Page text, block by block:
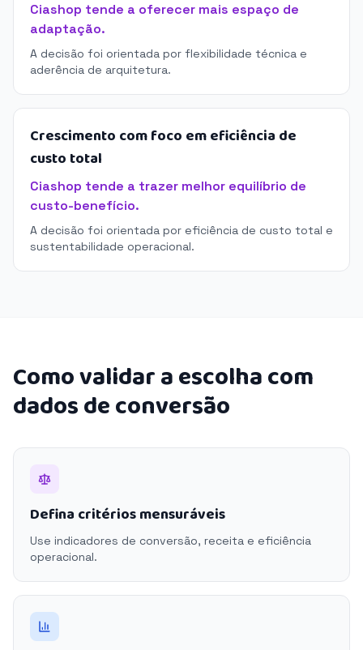
Ciashop tende a oferecer mais espaço de
adaptação.
A decisão foi orientada por flexibilidade técnica e
aderência de arquitetura.
Crescimento com foco em eficiência de
custo total
Ciashop tende a trazer melhor equilíbrio de
custo-benefício.
A decisão foi orientada por eficiência de custo total e
sustentabilidade operacional.
Como validar a escolha com
dados de conversão
Defina critérios mensuráveis
Use indicadores de conversão, receita e eficiência
operacional.